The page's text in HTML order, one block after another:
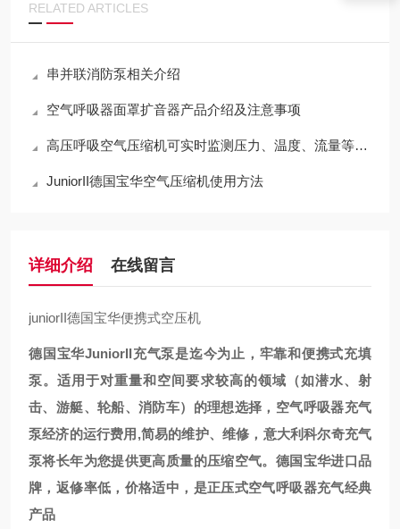
RELATED ARTICLES
串并联消防泵相关介绍
空气呼吸器面罩扩音器产品介绍及注意事项
高压呼吸空气压缩机可实时监测压力、温度、流量等参数
JuniorII德国宝华空气压缩机使用方法
详细介绍 在线留言
juniorII德国宝华便携式空压机
德国宝华JuniorII充气泵是迄今为止，牢靠和便携式充填
泵。适用于对重量和空间要求较高的领域（如潜水、射
击、游艇、轮船、消防车）的理想选择，空气呼吸器充气
泵经济的运行费用,简易的维护、维修，意大利科尔奇充气
泵将长年为您提供更高质量的压缩空气。德国宝华进口品
牌，返修率低，价格适中，是正压式空气呼吸器充气经典
产品